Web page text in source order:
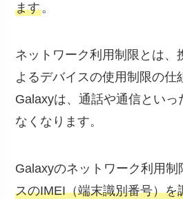
ます。
ネットワーク利用制限とは、
よるデバイスの使用制限の仕
Galaxyは、通話や通信といっ
なくなります。
Galaxyのネットワーク利用制
スのIMEI（端末識別番号）を